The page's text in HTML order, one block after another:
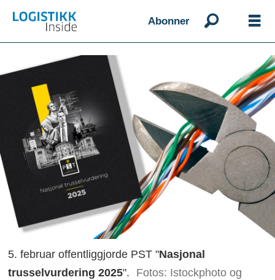
Abonner
5. februar offentliggjorde PST "Nasjonal
trusselvurdering 2025".
Fotos: Istockphoto og